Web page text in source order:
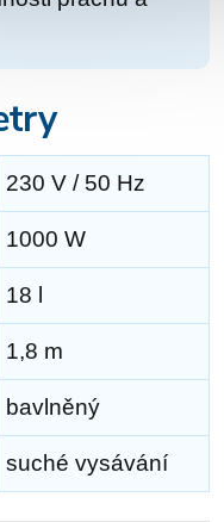
230 V / 50 Hz
1000 W
18 l
1,8 m
bavlněný
suché vysávání